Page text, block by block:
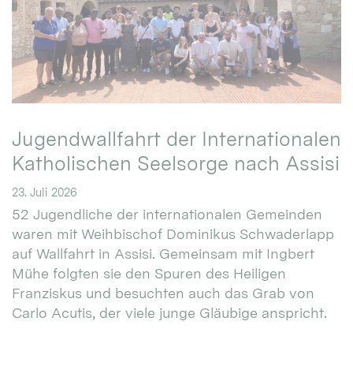
Jugendwallfahrt der Internationalen
Katholischen Seelsorge nach Assisi
23. Juli 2026
52 Jugendliche der internationalen Gemeinden
waren mit Weihbischof Dominikus Schwaderlapp
auf Wallfahrt in Assisi. Gemeinsam mit Ingbert
Mühe folgten sie den Spuren des Heiligen
Franziskus und besuchten auch das Grab von
Carlo Acutis, der viele junge Gläubige anspricht.